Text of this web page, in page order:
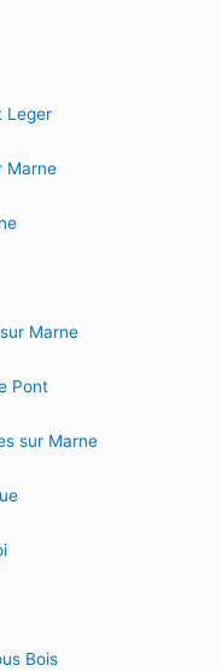
Leger
Marne
Marne
Pont
sur Marne
Bois